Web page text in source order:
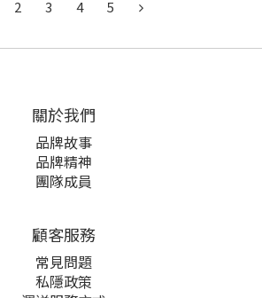
2 3 4 5
關於我們
品牌故事
品牌精神
團隊成員
顧客服務
常見問題
私隱政策